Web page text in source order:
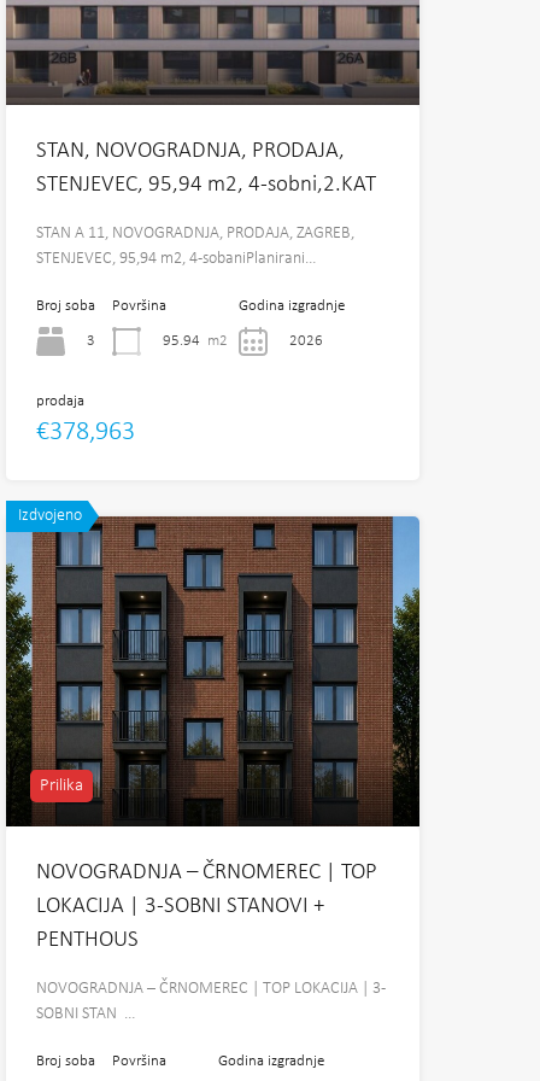
STAN, NOVOGRADNJA, PRODAJA,
STENJEVEC, 95,94 m2, 4-sobni,2.KAT
STAN A 11, NOVOGRADNJA, PRODAJA, ZAGREB,
STENJEVEC, 95,94 m2, 4-sobaniPlanirani…
Broj soba
3
Površina
95.94 m2
Godina izgradnje
2026
prodaja
€378,963
Izdvojeno
Prilika
NOVOGRADNJA – ČRNOMEREC | TOP
LOKACIJA | 3-SOBNI STANOVI +
PENTHOUS
NOVOGRADNJA – ČRNOMEREC | TOP LOKACIJA | 3-
SOBNI STAN …
Broj soba Površina Godina izgradnje